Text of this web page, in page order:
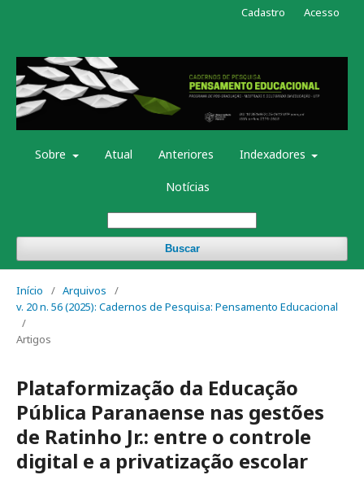
Sobre Atual Anteriores Indexadores
Notícias
Buscar
Cadastro Acesso
Início / Arquivos
/
v. 20 n. 56 (2025): Cadernos de Pesquisa: Pensamento Educacional
/
Artigos
Plataformização da Educação
Pública Paranaense nas gestões
de Ratinho Jr.: entre o controle
digital e a privatização escolar